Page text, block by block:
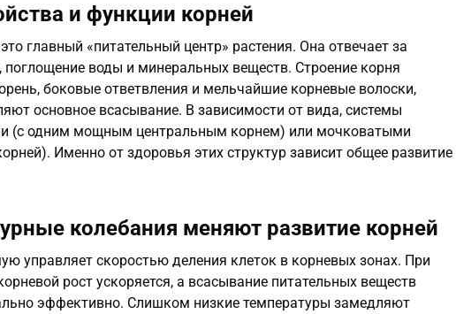
и функции корней
главный «питательный центр» растения. Она отвечает за
поглощение воды и минеральных веществ. Строение корня
боковые ответвления и мельчайшие корневые волоски,
основное всасывание. В зависимости от вида, системы
(с одним мощным центральным корнем) или мочковатыми
Именно от здоровья этих структур зависит общее развитие
колебания меняют развитие корней
управляет скоростью деления клеток в корневых зонах. При
рост ускоряется, а всасывание питательных веществ
эффективно. Слишком низкие температуры замедляют